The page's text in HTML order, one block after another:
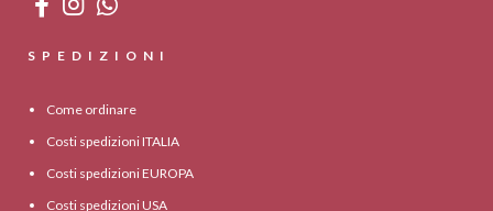
SPEDIZIONI
Come ordinare
Costi spedizioni ITALIA
Costi spedizioni EUROPA
Costi spedizioni USA